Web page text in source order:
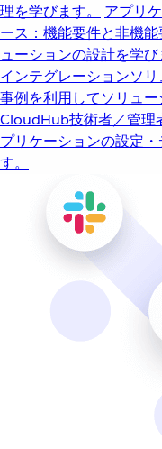
理を学びます。
アプリ
ース：機能要件と非機
ューションの設計を学び
インテグレーションソ
事例を利用してソリュー
CloudHub技術者／管理
プリケーションの設定
す。